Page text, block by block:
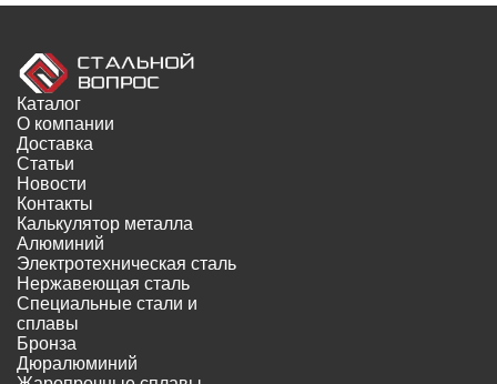
Каталог
О компании
Доставка
Статьи
Новости
Контакты
Калькулятор металла
Алюминий
Электротехническая сталь
Нержавеющая сталь
Специальные стали и
сплавы
Бронза
Дюралюминий